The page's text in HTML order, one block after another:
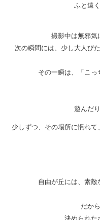
ふと遠
撮影中は無邪気
次の瞬間には、少し大人び
その一瞬は、「こっ
遊んだ
少しずつ、その場所に慣れ
自由が丘には、素敵
だか
決められた